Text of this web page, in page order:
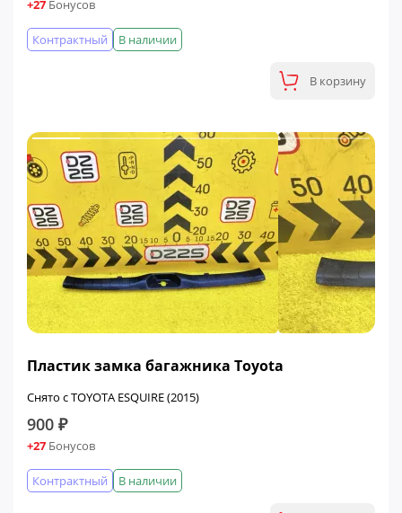
+27 Бонусов
В наличии
Контрактный
В корзину
Пластик замка багажника Toyota
Снято с TOYOTA ESQUIRE (2015)
900 ₽
+27 Бонусов
В наличии
Контрактный